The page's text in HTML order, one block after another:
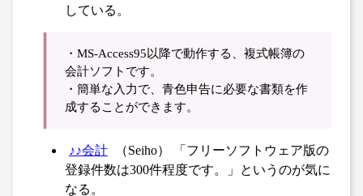
している。
・MS-Access95以降で動作する、複式帳簿の
会計ソフトです。
・簡単な入力で、青色申告に必要な書類を作
成することができます。
♪♪会計
（Seiho） 「フリーソフトウェア版の
登録件数は300件程度です。」というのが気に
なる。